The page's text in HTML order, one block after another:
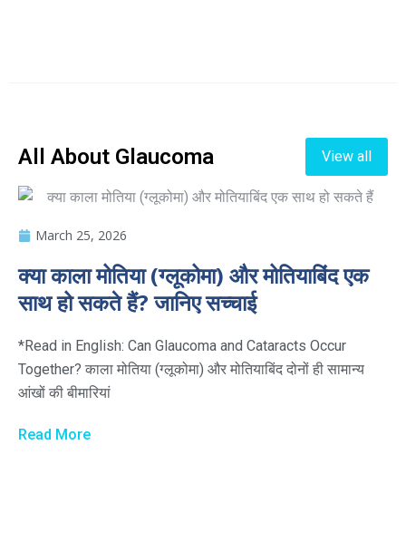
All About Glaucoma View all
March 25, 2026
क्या काला मोतिया (ग्लूकोमा) और मोतियाबिंद एक
साथ हो सकते हैं? जानिए सच्चाई
*Read in English: Can Glaucoma and Cataracts Occur
Together? काला मोतिया (ग्लूकोमा) और मोतियाबिंद दोनों ही सामान्य
आंखों की बीमारियां
Read More